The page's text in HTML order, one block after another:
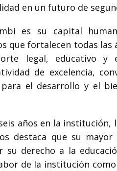
en un futuro de
es su capital
que fortalecen todas las
legal, educativo y
de excelencia,
el desarrollo y el
años en la institución,
destaca que su
su derecho a la
de la institución